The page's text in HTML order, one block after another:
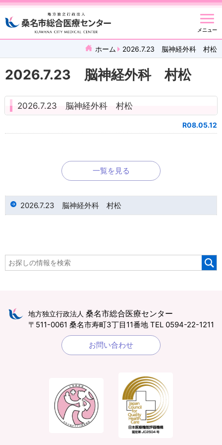
メニュー
ホーム 2026.7.23 脳神経外科 村松
2026.7.23 脳神経外科 村松
2026.7.23 脳神経外科 村松
R08.05.12
一覧を見る
2026.7.23 脳神経外科 村松
地方独立行政法人 桑名市総合医療センター
〒511-0061 桑名市寿町3丁目11番地 TEL 0594-22-1211
お問い合わせ